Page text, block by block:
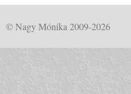
© Nagy Mónika 2009-2026